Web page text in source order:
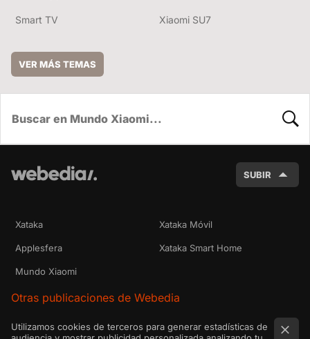
Smart TV Xiaomi SU7
VER MÁS TEMAS
SUBIR
Xataka Xataka Móvil
Applesfera Xataka Smart Home
Mundo Xiaomi
Otras publicaciones de Webedia
Utilizamos cookies de terceros para generar estadísticas de